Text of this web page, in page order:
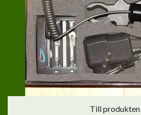
Till produkten